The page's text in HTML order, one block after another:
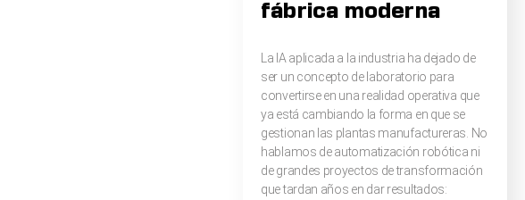
fábrica moderna
La IA aplicada a la industria ha dejado de
ser un concepto de laboratorio para
convertirse en una realidad operativa que
ya está cambiando la forma en que se
gestionan las plantas manufactureras. No
hablamos de automatización robótica ni
de grandes proyectos de transformación
que tardan años en dar resultados: